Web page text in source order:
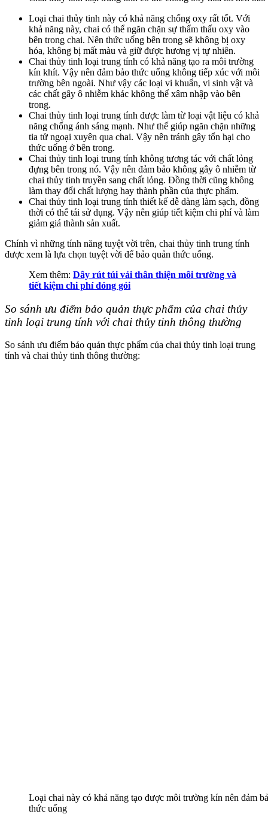
Loại chai thủy tinh này có khả năng chống oxy rất tốt. Với
khả năng này, chai có thể ngăn chặn sự thẩm thấu oxy vào
bên trong chai. Nên thức uống bên trong sẽ không bị oxy
hóa, không bị mất màu và giữ được hương vị tự nhiên.
Chai thủy tinh loại trung tính có khả năng tạo ra môi trường
kín khít. Vậy nên đảm bảo thức uống không tiếp xúc với môi
trường bên ngoài. Như vậy các loại vi khuẩn, vi sinh vật và
các chất gây ô nhiễm khác không thể xâm nhập vào bên
trong.
Chai thủy tinh loại trung tính được làm từ loại vật liệu có khả
năng chống ánh sáng mạnh. Như thế giúp ngăn chặn những
tia tử ngoại xuyên qua chai. Vậy nên tránh gây tổn hại cho
thức uống ở bên trong.
Chai thủy tinh loại trung tính không tương tác với chất lỏng
đựng bên trong nó. Vậy nên đảm bảo không gây ô nhiễm từ
chai thủy tinh truyền sang chất lỏng. Đồng thời cũng không
làm thay đổi chất lượng hay thành phần của thực phẩm.
Chai thủy tinh loại trung tính thiết kế dễ dàng làm sạch, đồng
thời có thể tái sử dụng. Vậy nên giúp tiết kiệm chi phí và làm
giảm giá thành sản xuất.
Chính vì những tính năng tuyệt vời trên, chai thủy tinh trung tính
được xem là lựa chọn tuyệt vời để bảo quản thức uống.
Xem thêm: Dây rút túi vải thân thiện môi trường và
tiết kiệm chi phí đóng gói
So sánh ưu điểm bảo quản thực phẩm của chai thủy
tinh loại trung tính với chai thủy tinh thông thường
So sánh ưu điểm bảo quản thực phẩm của chai thủy tinh loại trung
tính và chai thủy tinh thông thường:
Loại chai này có khả năng tạo được môi trường kín nên đảm
thức uống